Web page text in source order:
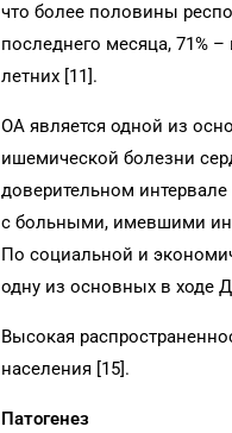
что более половины
последнего месяца, 71%
летних [11].
ОА является одной из
ишемической болезни
доверительном
с больными, имевшими
По социальной и
одну из основных в ходе
Высокая
населения [15].
Патогенез